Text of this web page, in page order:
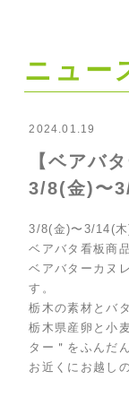
ニュー
2024.01.19
【ベアバ
3/8(金)〜
3/8(金)〜3/14(木
ベアバタ看板商
ベアバターカヌ
す。
栃木の素材とバ
栃木県産卵と小
ター＂をふんだ
お近くにお越し